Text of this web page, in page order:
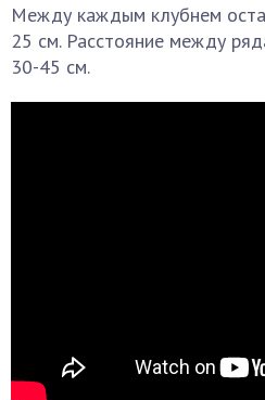
Между каждым клубнем
25 см. Расстояние между
30-45 см.